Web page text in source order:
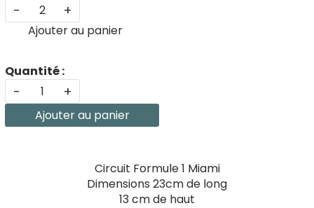
- +
Ajouter au panier
Quantité :
- +
Ajouter au panier
Circuit Formule 1 Miami
Dimensions 23cm de long
13 cm de haut